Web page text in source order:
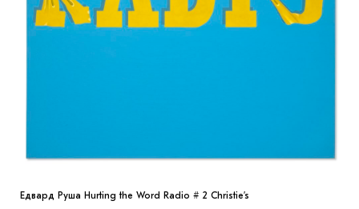
Едвард Руша Hurting the Word Radio # 2 Christie’s